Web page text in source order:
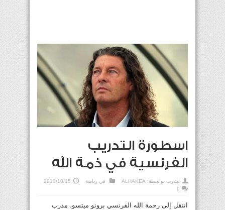
اسطورة التدريب
الفرنسية في ذمة الله
نشرت بواسطة: ALHAKEA في رياضة
2013/10/15
0
انتقل إلى رحمة الله الفرنسي برونو ميتسو، مدرب